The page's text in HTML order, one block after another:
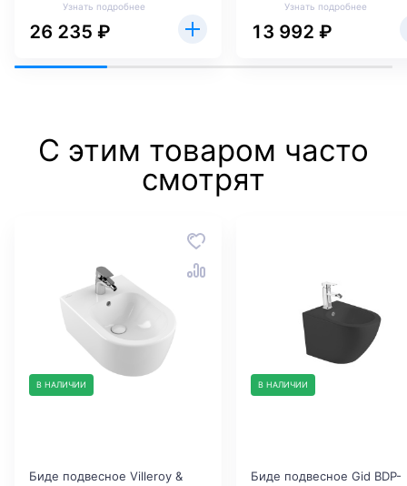
Узнать подробнее
26 235 ₽
Узнать подробнее
13 992 ₽
С этим товаром часто
смотрят
В НАЛИЧИИ
Биде подвесное Villeroy &
В НАЛИЧИИ
Биде подвесное Gid BDP-